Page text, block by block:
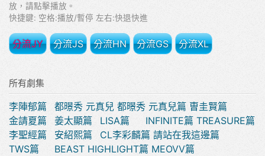
放，請點擊播放。
快捷鍵: 空格:播放/暫停 左右:快退快進
分流JY 分流JS 分流HN 分流GS 分流XL
所有劇集
李陣郁篇
都暻秀 元真兒 都暻秀 元真兒篇 曺圭賢篇
金請夏篇
姜太顯篇 LISA篇 INFINITE篇 TREASURE篇
李聖經篇
安紹熙篇 CL李彩麟篇 請站在我這邊篇
TWS篇
BEAST HIGHLIGHT篇 MEOVV篇